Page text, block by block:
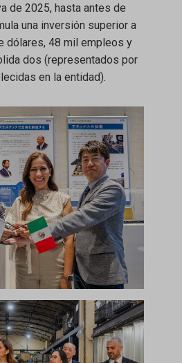
de 2025, hasta antes de
una inversión superior a
dólares, 48 mil empleos y
dos (representados por
en la entidad).